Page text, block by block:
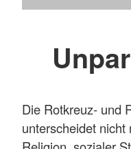
Die Rotkreuz- und
unterscheidet